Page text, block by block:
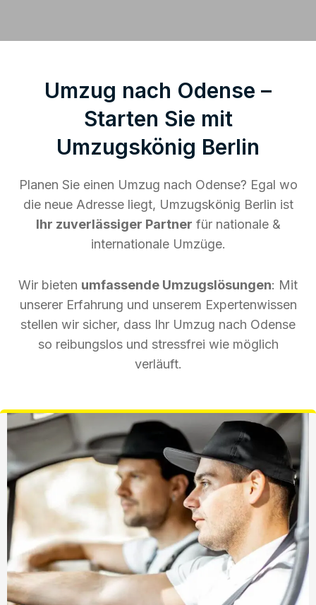
Umzug nach Odense –
Starten Sie mit
Umzugskönig Berlin
Planen Sie einen Umzug nach Odense? Egal wo
die neue Adresse liegt, Umzugskönig Berlin ist
Ihr zuverlässiger Partner für nationale &
internationale Umzüge.
Wir bieten umfassende Umzugslösungen: Mit
unserer Erfahrung und unserem Expertenwissen
stellen wir sicher, dass Ihr Umzug nach Odense
so reibungslos und stressfrei wie möglich
verläuft.